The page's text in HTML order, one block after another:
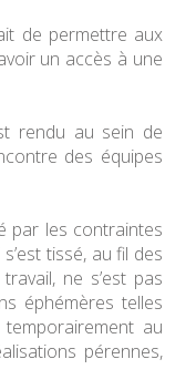
de permettre aux
un accès à une
rendu au sein de
des équipes
par les contraintes
tissé, au fil des
ne s’est pas
éphémères telles
au
pérennes,